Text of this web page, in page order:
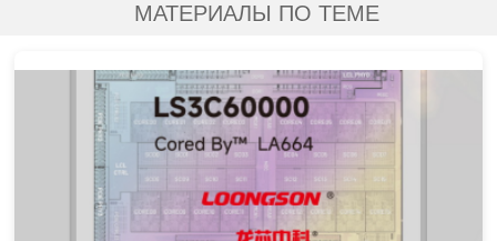
МАТЕРИАЛЫ ПО ТЕМЕ